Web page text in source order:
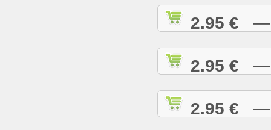
2.95 € —
2.95 € —
2.95 € —